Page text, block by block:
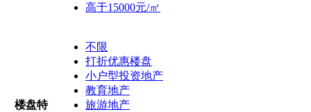
高于15000元/㎡
楼盘特
不限
打折优惠楼盘
小户型投资地产
教育地产
旅游地产